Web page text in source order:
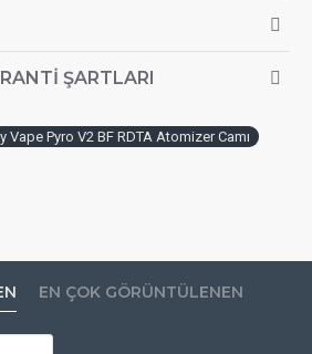
ŞARTLARI
Vape Pyro V2 BF RDTA Atomizer Camı
EN ÇOK GÖRÜNTÜLENEN